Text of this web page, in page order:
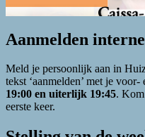
Aanmelden interne
Meld je persoonlijk aan in
tekst ‘aanmelden’ met je
19:00 en uiterlijk 19:45.
eerste keer.